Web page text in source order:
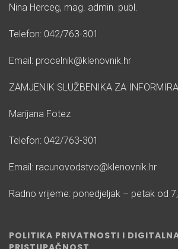
Nina Herceg, mag. admin. publ.
Telefon: 042/763-301
Email: procelnik@klenovnik.hr
ZAMJENIK SLUŽBENIKA ZA
Marijana Fotez
Telefon: 042/763-301
Email: racunovodstvo@klenovnik.hr
Radno vrijeme: ponedjeljak – petak od
POLITIKA PRIVATNOSTI I